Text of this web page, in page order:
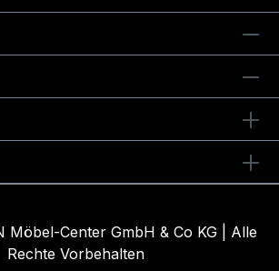
Möbel-Center GmbH & Co KG | Alle
Rechte Vorbehalten